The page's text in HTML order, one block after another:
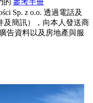
的 參考手冊
Sp. z o.o. 透過電話及
及簡訊），向本人發送商
告資料以及房地產與服